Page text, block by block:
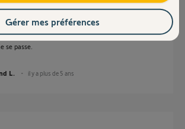
sur le bouton de descente, le moteur émet un bruit
se passe.
L. il y a plus de 5 ans
Gérer mes préférences